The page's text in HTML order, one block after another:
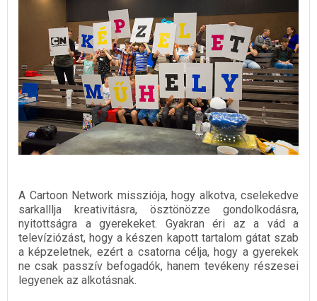
A Cartoon Network missziója, hogy alkotva, cselekedve
sarkalllja kreativitásra, ösztönözze gondolkodásra,
nyitottságra a gyerekeket. Gyakran éri az a vád a
televíziózást, hogy a készen kapott tartalom gátat szab
a képzeletnek, ezért a csatorna célja, hogy a gyerekek
ne csak passzív befogadók, hanem tevékeny részesei
legyenek az alkotásnak.